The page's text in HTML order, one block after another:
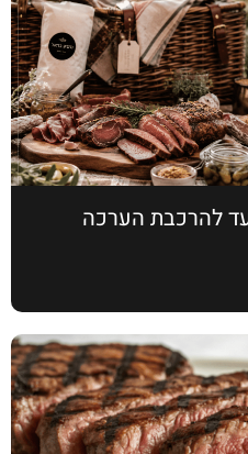
להרכבת הערכה